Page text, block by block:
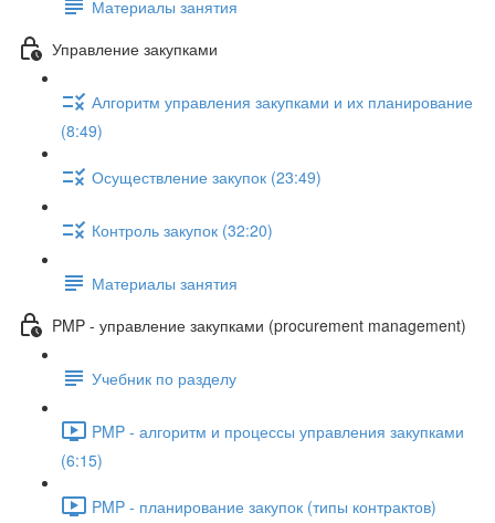
Материалы занятия
Управление закупками
Алгоритм управления закупками и их планирование
(8:49)
Осуществление закупок (23:49)
Контроль закупок (32:20)
Материалы занятия
PMP - управление закупками (procurement management)
Учебник по разделу
PMP - алгоритм и процессы управления закупками
(6:15)
PMP - планирование закупок (типы контрактов)